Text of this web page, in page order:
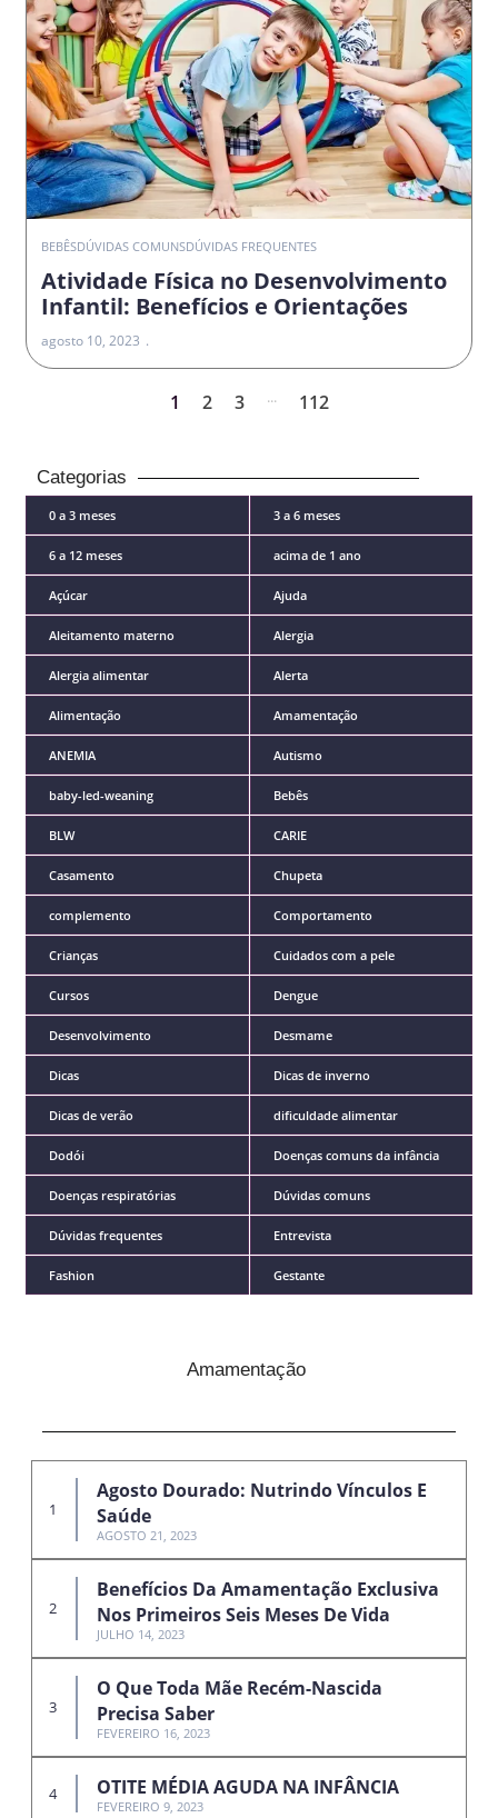
BEBÊSDÚVIDAS COMUNSDÚVIDAS FREQUENTES
Atividade Física no Desenvolvimento
Infantil: Benefícios e Orientações
agosto 10, 2023
1 2 3 ... 112
Categorias
0 a 3 meses 3 a 6 meses
6 a 12 meses acima de 1 ano
Açúcar Ajuda
Aleitamento materno Alergia
Alergia alimentar Alerta
Alimentação Amamentação
ANEMIA Autismo
baby-led-weaning Bebês
BLW CARIE
Casamento Chupeta
complemento Comportamento
Crianças Cuidados com a pele
Cursos Dengue
Desenvolvimento Desmame
Dicas Dicas de inverno
Dicas de verão dificuldade alimentar
Dodói Doenças comuns da infância
Doenças respiratórias Dúvidas comuns
Dúvidas frequentes Entrevista
Fashion Gestante
Amamentação
Agosto Dourado: Nutrindo Vínculos E
Saúde
AGOSTO 21, 2023
Benefícios Da Amamentação Exclusiva
Nos Primeiros Seis Meses De Vida
JULHO 14, 2023
O Que Toda Mãe Recém-Nascida
Precisa Saber
FEVEREIRO 16, 2023
OTITE MÉDIA AGUDA NA INFÂNCIA
FEVEREIRO 9, 2023